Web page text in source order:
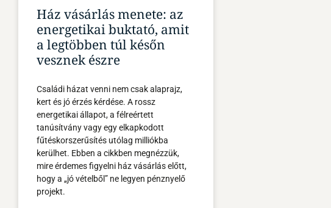
Ház vásárlás menete: az
energetikai buktató, amit
a legtöbben túl későn
vesznek észre
Családi házat venni nem csak alaprajz,
kert és jó érzés kérdése. A rossz
energetikai állapot, a félreértett
tanúsítvány vagy egy elkapkodott
fűtéskorszerűsítés utólag milliókba
kerülhet. Ebben a cikkben megnézzük,
mire érdemes figyelni ház vásárlás előtt,
hogy a „jó vételből” ne legyen pénznyelő
projekt.